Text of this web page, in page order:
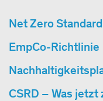
Net Zero
EmpCo-Richtlinie
CSRD – Was jetzt